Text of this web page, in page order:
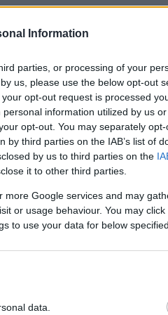
Information
parties, or processing of your
us, please use the below opt-out
opt-out request is processed
information utilized by us
opt-out. You may separately
third parties on the IAB’s list of
by us to third parties on the
it to other third parties.
Google services and may
or usage behaviour. You may
to use your data for below
data.
για τις
πάρω κι
το ΠΑΣΟΚ θα αναδειχθεί
για τις χαμηλές πτήσεις
ΣΥΡΙΖΑ,
Στέφανου